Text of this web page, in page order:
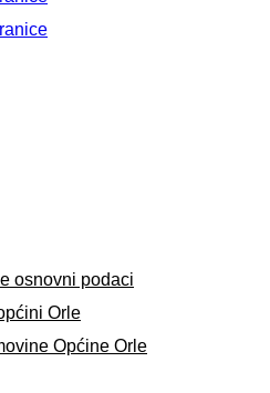
osnovni podaci
Orle
Općine Orle